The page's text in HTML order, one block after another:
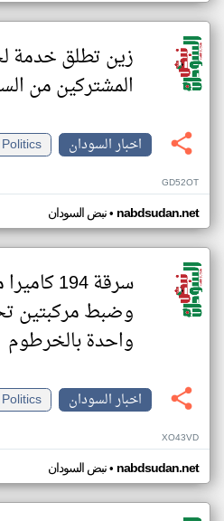
زين تطلق خدمة
المشتركين من
اخبار السودان
Politics
GD52OT
نبض السودان• nabdsudan.net
سرقة 194
وضبط مركبتين
واحدة بالخرطوم
اخبار السودان
Politics
XO43VD
نبض السودان• nabdsudan.net